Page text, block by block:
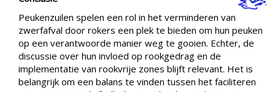
Peukenzuilen spelen een rol in het verminderen van
zwerfafval door rokers een plek te bieden om hun peuken
op een verantwoorde manier weg te gooien. Echter, de
discussie over hun invloed op rookgedrag en de
implementatie van rookvrije zones blijft relevant. Het is
belangrijk om een balans te vinden tussen het faciliteren